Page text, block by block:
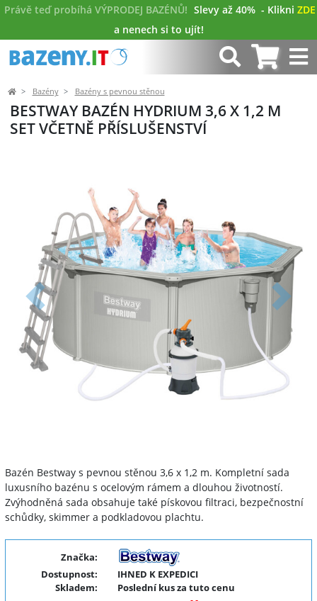
Právě teď probíhá VÝPRODEJ BAZÉNŮ! Slevy až 40% - Klikni ZDE
a nenech si to ujít!
Bazény Bazény s pevnou stěnou
BESTWAY BAZÉN HYDRIUM 3,6 X 1,2 M
SET VČETNĚ PŘÍSLUŠENSTVÍ
Předchozí Další
Bazén Bestway s pevnou stěnou 3,6 x 1,2 m. Kompletní sada
luxusního bazénu s ocelovým rámem a dlouhou životností.
Zvýhodněná sada obsahuje také pískovou filtraci, bezpečnostní
schůdky, skimmer a podkladovou plachtu.
Značka:
Dostupnost:
IHNED K EXPEDICI
Skladem:
Poslední kus za tuto cenu